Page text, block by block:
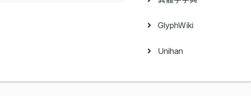
GlyphWiki
Unihan